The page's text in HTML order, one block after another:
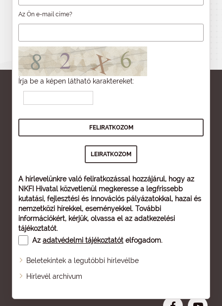
Az Ön e-mail címe?
Írja be a képen látható karaktereket:
A hírlevelünkre való feliratkozással hozzájárul, hogy az
NKFI Hivatal közvetlenül megkeresse a legfrissebb
kutatási, fejlesztési és innovációs pályázatokkal, hazai és
nemzetközi hírekkel, eseményekkel. További
információkért, kérjük, olvassa el az adatkezelési
tájékoztatót.
Az adatvédelmi tájékoztatót elfogadom.
Beletekintek a legutóbbi hírlevélbe
Hírlevél archívum
Oldaltérkép